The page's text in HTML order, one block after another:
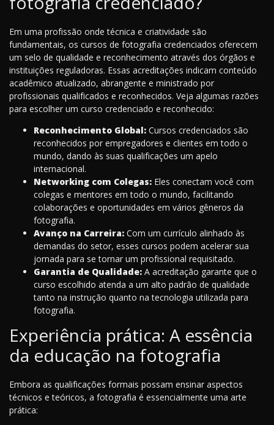
Em uma profissão onde técnica e criatividade são
fundamentais, os cursos de fotografia credenciados oferecem
um selo de qualidade e reconhecimento através dos órgãos e
instituições reguladoras. Essas acreditações indicam conteúdo
acadêmico atualizado, abrangente e ministrado por
profissionais qualificados e reconhecidos. Veja algumas razões
para escolher um curso credenciado e reconhecido:
Reconhecimento Global: Cursos credenciados são
reconhecidos por empregadores e clientes em todo o
mundo, dando às suas qualificações um apelo
internacional.
Networking com Colegas: Eles conectam você com
colegas e mentores em todo o mundo, facilitando
colaborações e oportunidades em vários gêneros da
fotografia.
Avanço na Carreira: Com um currículo alinhado às
demandas do setor, esses cursos podem acelerar sua
jornada para se tornar um profissional requisitado.
Garantia de Qualidade: A acreditação garante que o
curso escolhido atenda a um alto padrão de qualidade
tanto na instrução quanto na tecnologia utilizada para
fotografia.
Experiência prática: A essência
da educação na fotografia
Embora as qualificações formais possam ensinar aspectos
técnicos e teóricos, a fotografia é essencialmente uma arte
prática: